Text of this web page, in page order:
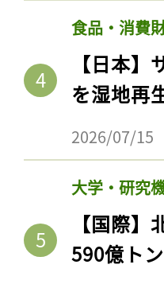
食品・消費
【日本
を湿地再
2026/07/15
大学・研究
【国際
590億ト